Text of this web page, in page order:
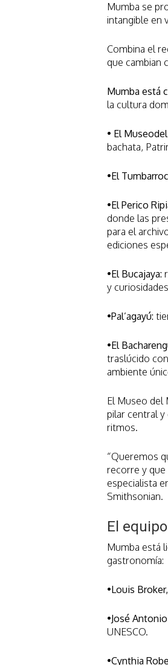
Mumba se
intangible en
Combina el
que cambian
Mumba está
la cultura
• El
bachata,
•El
•El Perico
donde las
para el
ediciones
•El Bucajaya:
y
•Pal’agayú:
•El
traslúcido
ambiente
El Museo del
pilar central y
ritmos.
“Queremos
recorre y que
especialista
Smithsonian.
El
Mumba está
gastronomía:
•Louis Broker,
•José
UNESCO.
•Cynthia